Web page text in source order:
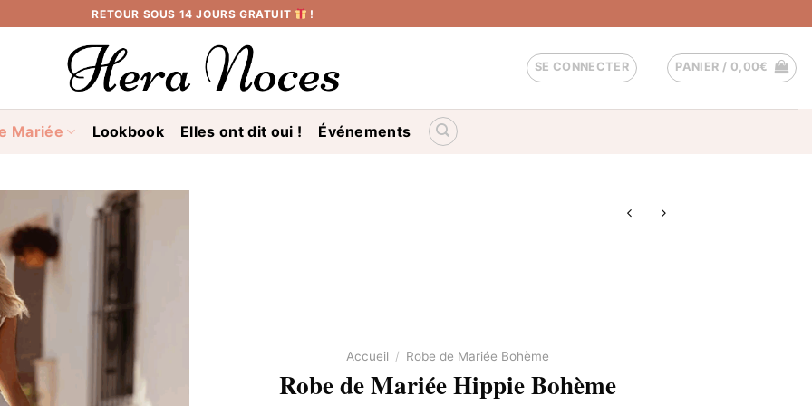
RETOUR SOUS 14 JOURS GRATUIT !
SE CONNECTER PANIER / 0,00€
Mariée Lookbook Elles ont dit oui ! Événements
Accueil / Robe de Mariée Bohème
Robe de Mariée Hippie Bohème